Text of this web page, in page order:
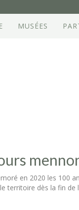
MUSÉES
en 2020 les 100
territoire dès la fin de